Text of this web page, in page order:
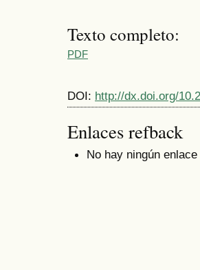
Texto completo:
PDF
DOI: http://dx.doi.org/
Enlaces refback
No hay ningún